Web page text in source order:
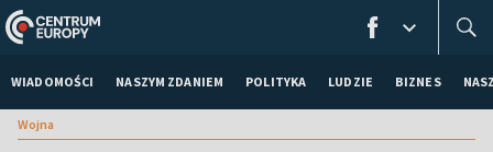
WIADOMOŚCI NASZYM ZDANIEM POLITYKA LUDZIE BIZNES
Wojna